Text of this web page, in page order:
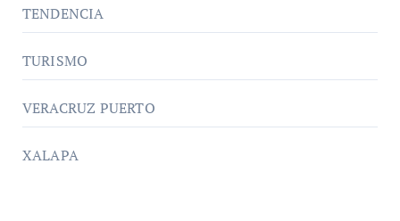
TENDENCIA
TURISMO
VERACRUZ PUERTO
XALAPA